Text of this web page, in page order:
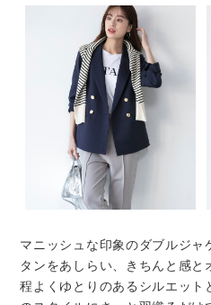
マニッシュな印象のダブルジャ
タンをあしらい、きちんと感と
程よくゆとりのあるシルエット